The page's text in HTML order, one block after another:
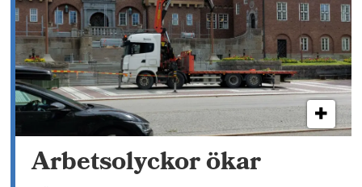
Arbetsolyckor ökar